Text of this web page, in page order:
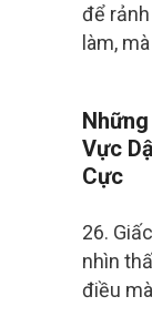
để
làm,
Vực
Cực
26.
nhìn
điều